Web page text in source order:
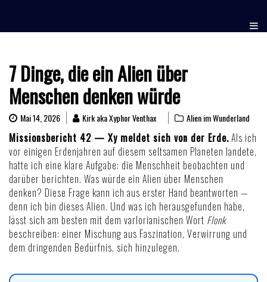
content
7 Dinge, die ein Alien über
Menschen denken würde
Mai 14, 2026 Kirk aka Xyphor Venthax Alien im Wunderland
Missionsbericht 42 — Xy meldet sich von der Erde.Als ich
vor einigen Erdenjahren auf diesem seltsamen Planeten landete,
hatte ich eine klare Aufgabe: die Menschheit beobachten und
darüber berichten. Was würde ein Alien über Menschen
denken? Diese Frage kann ich aus erster Hand beantworten —
denn ich bin dieses Alien. Und was ich herausgefunden habe,
lässt sich am besten mit dem varlorianischen Wort Flonk
beschreiben: einer Mischung aus Faszination, Verwirrung und
dem dringenden Bedürfnis, sich hinzulegen.